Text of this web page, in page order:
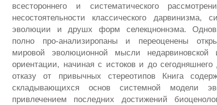
всестороннего и систематического
несостоятельности классического дарвинизма,
эволюции и друшх форм селекцноннэма.
полно про-анализиропаны и переоценены
мировой эволюционной мысли недарвиновской
ориентации, начиная с истоков и до
отказу от привычных стереотипов Книга
складывающихся основ системной модели
привлечением последних достижений